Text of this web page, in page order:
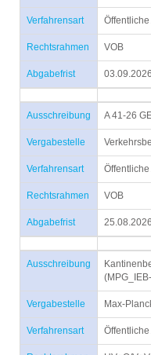
Verfahrensart
Rechtsrahmen VOB
Abgabefrist
Ausschreibung A 41-26
Vergabestelle
Verfahrensart
Rechtsrahmen VOB
Abgabefrist
Ausschreibung
Vergabestelle Max-
Verfahrensart